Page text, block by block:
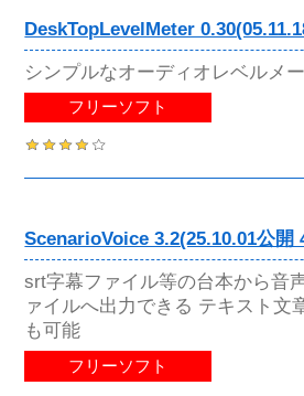
DeskTopLevelMeter
シンプルなオーディオレベルメ
フリーソフト
ScenarioVoice 3.2(25.10.01公開
srt字幕ファイル等の台本から音
ァイルへ出力できる テキスト文
も可能
フリーソフト